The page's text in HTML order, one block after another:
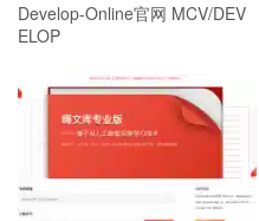
Develop-Online官网 MCV/DEV
ELOP